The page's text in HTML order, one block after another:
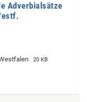
Adverbialsätze
20 KB